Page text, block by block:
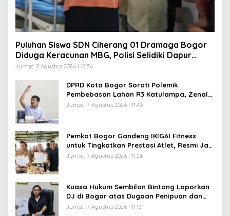
Puluhan Siswa SDN Ciherang 01 Dramaga Bogor
Diduga Keracunan MBG, Polisi Selidiki Dapur
SPPG
Jumat, 7 Agustus 2026 | 18:56
DPRD Kota Bogor Soroti Polemik
Pembebasan Lahan R3 Katulampa, Zenal
Abidin Minta Verifikasi Kepemilikan Diusut
Jumat, 7 Agustus 2026 | 11:45
Pemkot Bogor Gandeng IKIGAI Fitness
untuk Tingkatkan Prestasi Atlet, Resmi Jadi
Official Gym Partner
Jumat, 7 Agustus 2026 | 11:26
Kuasa Hukum Sembilan Bintang Laporkan
DJ di Bogor atas Dugaan Penipuan dan
Penggelapan Kamera Sewaan, Korban
Jumat, 7 Agustus 2026 | 11:13